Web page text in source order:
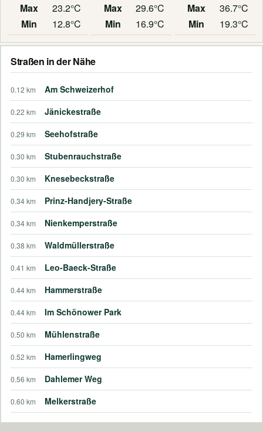
Max
23.2°C
Min
12.8°C
Max
29.6°C
Min
16.9°C
Max
36.7°C
Min
19.3°C
Straßen in der Nähe
0.12 km Am Schweizerhof
0.22 km Jänickestraße
0.29 km Seehofstraße
0.30 km Stubenrauchstraße
0.30 km Knesebeckstraße
0.34 km Prinz-Handjery-Straße
0.34 km Nienkemperstraße
0.38 km Waldmüllerstraße
0.41 km Leo-Baeck-Straße
0.44 km Hammerstraße
0.44 km Im Schönower Park
0.50 km Mühlenstraße
0.52 km Hamerlingweg
0.56 km Dahlemer Weg
0.60 km Melkerstraße